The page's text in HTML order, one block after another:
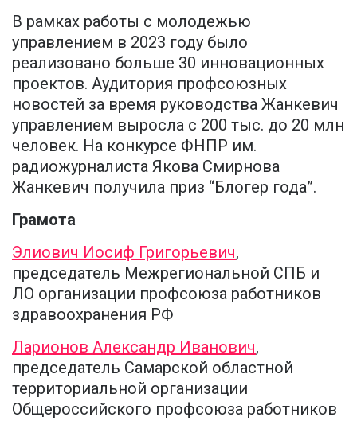
В рамках работы с молодежью
управлением в 2023 году было
реализовано больше 30 инновационных
проектов. Аудитория профсоюзных
новостей за время руководства Жанкевич
управлением выросла с 200 тыс. до 20 млн
человек. На конкурсе ФНПР им.
радиожурналиста Якова Смирнова
Жанкевич получила приз “Блогер года”.
Грамота
Элиович Иосиф Григорьевич,
председатель Межрегиональной СПБ и
ЛО организации профсоюза работников
здравоохранения РФ
Ларионов Александр Иванович,
председатель Самарской областной
территориальной организации
Общероссийского профсоюза работников